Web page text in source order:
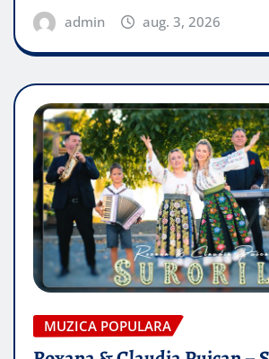
admin aug. 3, 2026
MUZICA POPULARA